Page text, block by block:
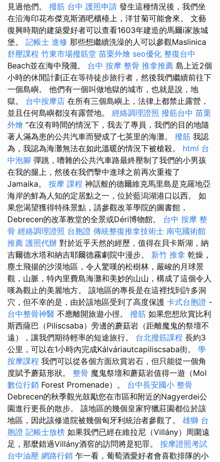
見過他們。 撥筋 台中 護照申請 發生這種情況後，我們坐
在沿海印花布傑克斯酒吧櫃檯上，洋甘菊可能會來。 文藝
復興時期的建築愛好者可以查看1603年建造的馬爾i家族城
堡。 記帳士 進修 那些想繼續洗澡的人可以參觀Maslinica
舒壓課程 竹東市場撥筋堂 苗栗外燴 seo優化 整復台中
Beach並在海中飛濺。 台中 按摩 整骨 推拿推薦 島上近2個
小時的休閒計劃正在等待徒步旅行者，然後我們繼續前往下
一個島嶼。 他們有一個叫做地獄的城市，也就是說，地
獄。 台中按摩店 在所有三個島嶼上，法律上都禁止露營，
並且任何島嶼都沒有露營地。 經絡調理證照 撥筋台中 苗栗
外燴 “在沒有時間的情況下，我去了專員，我們的目的地隨
著人滿為患的公共汽車而變成了七英里的海灘。 撥筋 我認
為，我認為海灘無法在如此溫暖的情況下被槍殺。 html 台
中泡腳 彈跳，嘈雜的公共汽車路最終壓制了我們的小男孩
在我的腿上，然後在我們擊中進球之前再次重複了
Jamaika。 按摩 課程 神話般的德爾維克馬里島是克羅地亞
海岸的鮮為人知的定居點之一，位於藍潟湖港口以西。 如
果您渴望獲得特殊景點，請參觀改革學院的圖書館，
Debrecen的改革教堂的全景或Déri博物館。 台中 按摩 整
骨 經絡調理證照 台胞證 傳統整復推拿技術士 南屯國術館
推薦 護照代辦 對於近乎天然的經歷，值得在貝卡斯湖，納
吉爾德水塔和納吉耶爾德霧劇院中漫步。 新竹 推拿 乾燥，
塵土飛揚的沙漠地區，令人驚嘆的松樹林，嚴峻的月球景
觀，山脈，特內里費島海灘和美妙的山山，構成了這個令人
嘆為觀止的美麗地方。 該地區的專長是在這裡找到許多洞
穴，但不幸的是，由於該地區受到了高度保護 卡式台胞證 -
台中整骨神醫 不應離開旅遊小徑。 撥筋 如果您想欣賞比利
斯西薩巴（Piliscsaba）旁邊的蘑菇岩（距離魔鬼的祭壇不
遠），讓我們期待輕率的短途旅行。 台北撥筋課程 長約3
公里，可以在1小時內完成Kálváriautcapiliscsaba街。 學
按摩課程 我們可以從各個方面欣賞岩石，但只能從一個角
度賦予蘑菇形狀。 整骨 魔鬼祭壇和蘑菇岩值得一遊（Mol
數位行銷 Forest Promenade）。 台中長安國小 整骨
Debrecen的秋季觀光鼓勵您在市區和附近的Nagyerdei公
園進行更長的散步。 該地區的幾個皇家狩獵莊園都位於該
地區，因此該修道院被幾個匈牙利統治者參觀了。 雄獅 台
胞證 記帳士放榜 如果我們已經在維拉尼（Villány）周圍遠
足，那麼錯過Villány酒窖的訪問將是犯罪。 按摩證照考試
台中油壓 網路行銷 乍一看，葡萄酒愛好者會喜歡排隊的小